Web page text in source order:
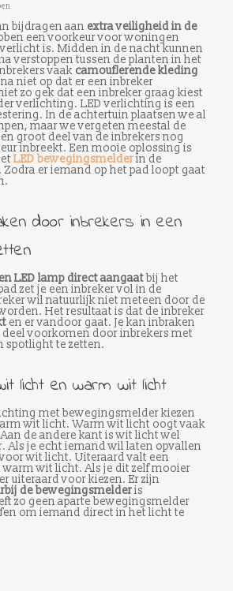
bijdragen aan extra veiligheid in de
een voorkeur voor woningen
is. Midden in de nacht kunnen
verstoppen tussen de planten in het
vaak camouflerende kleding
niet op dat er een inbreker
zo gek dat een inbreker graag kiest
verlichting. LED verlichting is een
In de achtertuin plaatsen we al
maar we vergeten meestal de
groot deel van de inbrekers nog
inbreekt. Een mooie oplossing is
LED bewegingsmelderin de
er iemand op het pad loopt gaat
door inbrekers in een
LED lamp direct aangaatbij het
zet je een inbreker vol in de
wil natuurlijk niet meteen door de
Het resultaat is dat de inbreker
en er vandoor gaat. Je kan inbraken
voorkomen door inbrekers met
spotlight te zetten.
licht en warm wit licht
met bewegingsmelder kiezen
wit licht. Warm wit licht oogt vaak
de andere kant is wit licht wel
Als je echt iemand wil laten opvallen
wit licht. Uiteraard valt een
warm wit licht. Als je dit zelf mooier
uiteraard voor kiezen. Er zijn
de bewegingsmelderis
zo geen aparte bewegingsmelder
om iemand direct in het licht te